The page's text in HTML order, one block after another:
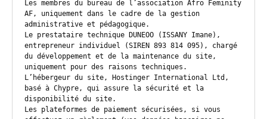
Les membres du bureau de l’association Afro Feminity
AF, uniquement dans le cadre de la gestion
administrative et pédagogique.
Le prestataire technique DUNEOO (ISSANY Imane),
entrepreneur individuel (SIREN 893 814 095), chargé
du développement et de la maintenance du site,
uniquement pour des raisons techniques.
L’hébergeur du site, Hostinger International Ltd,
basé à Chypre, qui assure la sécurité et la
disponibilité du site.
Les plateformes de paiement sécurisées, si vous